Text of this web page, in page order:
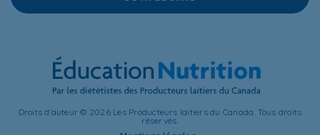
Droits d’auteur © 2026 Les Producteurs laitiers du Canada. Tous droits
réservés.